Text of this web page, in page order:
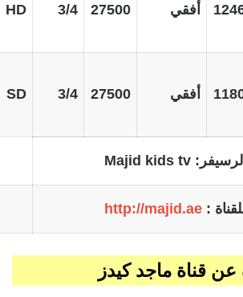
أفقي 27500
3/4
HD
أفقي 27500
3/4
SD
Majid kids tv
:
http://majid.ae
قناة ماجد كيدز